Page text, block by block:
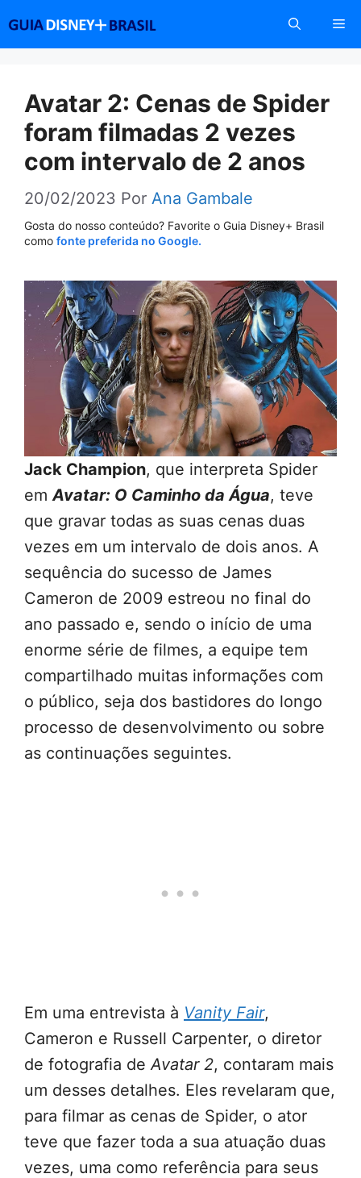
conteúdo
Avatar 2: Cenas de Spider
foram filmadas 2 vezes
com intervalo de 2 anos
20/02/2023 Por Ana Gambale
Gosta do nosso conteúdo? Favorite o Guia Disney+ Brasil
como fonte preferida no Google.
Jack Champion, que interpreta Spider
emAvatar: O Caminho da Água, teve
que gravar todas as suas cenas duas
vezes em um intervalo de dois anos. A
sequência do sucesso de James
Cameron de 2009 estreou no final do
ano passado e, sendo o início de uma
enorme série de filmes, a equipe tem
compartilhado muitas informações com
o público, seja dos bastidores do longo
processo de desenvolvimento ou sobre
as continuações seguintes.
Em uma entrevista à Vanity Fair,
Cameron e Russell Carpenter, o diretor
de fotografia deAvatar 2, contaram mais
um desses detalhes. Eles revelaram que,
para filmar as cenas de Spider, o ator
teve que fazer toda a sua atuação duas
vezes, uma como referência para seus